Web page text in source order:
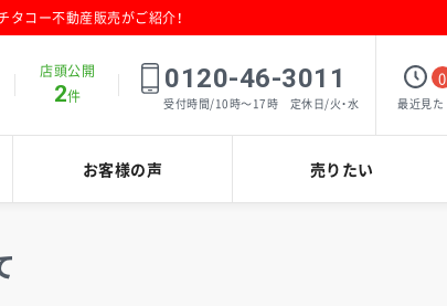
タコー不動産販売がご紹介！
店頭公開
2件
0120-46-3011
受付時間/10時～17時 定休日/火・水
0
最近見た
お客様の声 売りたい